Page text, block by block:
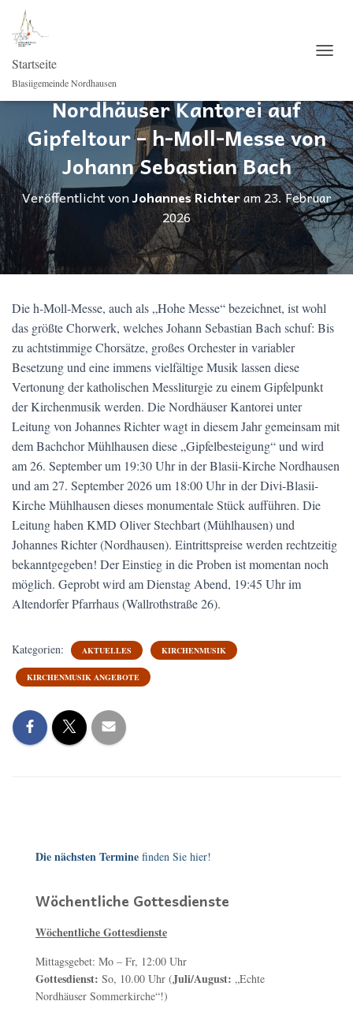
Startseite
Blasiigemeinde Nordhausen
Nordhäuser Kantorei auf
Gipfeltour – h-Moll-Messe von
Johann Sebastian Bach
Veröffentlicht vonJohannes Richteram23. Februar
2026
Die h-Moll-Messe, auch als „Hohe Messe“ bezeichnet, ist wohl
das größte Chorwerk, welches Johann Sebastian Bach schuf: Bis
zu achtstimmige Chorsätze, großes Orchester in variabler
Besetzung und eine immens vielfältige Musik lassen diese
Vertonung der katholischen Messliturgie zu einem Gipfelpunkt
der Kirchenmusik werden. Die Nordhäuser Kantorei unter
Leitung von Johannes Richter wagt in diesem Jahr gemeinsam mit
dem Bachchor Mühlhausen diese „Gipfelbesteigung“ und wird
am 26. September um 19:30 Uhr in der Blasii-Kirche Nordhausen
und am 27. September 2026 um 18:00 Uhr in der Divi-Blasii-
Kirche Mühlhausen dieses monumentale Stück aufführen. Die
Leitung haben KMD Oliver Stechbart (Mühlhausen) und
Johannes Richter (Nordhausen). Eintrittspreise werden rechtzeitig
bekanntgegeben! Der Einstieg in die Proben ist momentan noch
möglich. Geprobt wird am Dienstag Abend, 19:45 Uhr im
Altendorfer Pfarrhaus (Wallrothstraße 26).
Kategorien: AKTUELLES KIRCHENMUSIK
KIRCHENMUSIK ANGEBOTE
Die nächsten Termine finden Sie hier!
Wöchentliche Gottesdienste
Wöchentliche Gottesdienste
Mittagsgebet: Mo – Fr, 12:00 Uhr
Gottesdienst: So, 10.00 Uhr (Juli/August: „Echte
Nordhäuser Sommerkirche“!)